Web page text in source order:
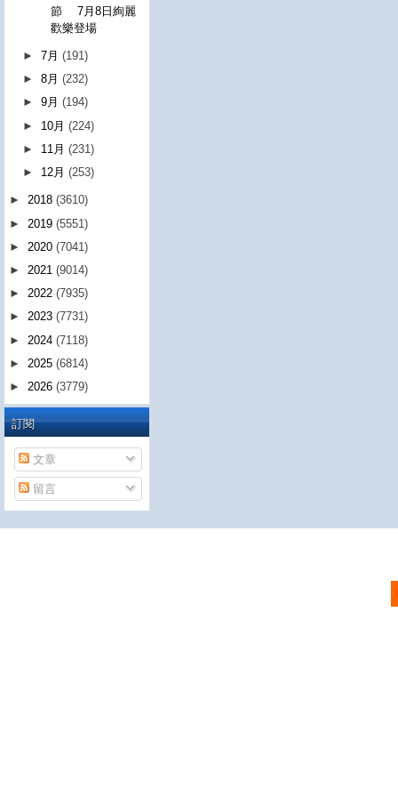
節 7月8日絢麗
歡樂登場
►7月(191)
►8月(232)
►9月(194)
► 10月(224)
► 11月(231)
► 12月(253)
► 2018 (3610)
► 2019 (5551)
► 2020 (7041)
► 2021 (9014)
► 2022 (7935)
► 2023 (7731)
► 2024 (7118)
► 2025 (6814)
► 2026 (3779)
訂閱
文章
留言